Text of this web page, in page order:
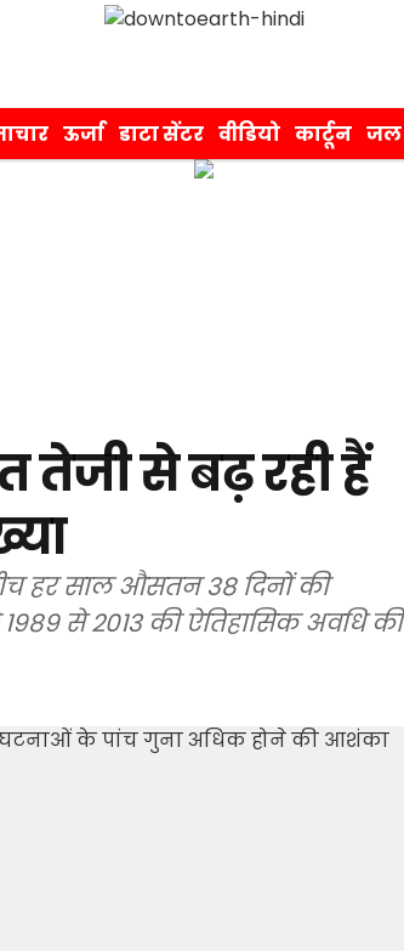
ऊर्जा डाटा सेंटर वीडियो कार्टून जल
तेजी से बढ़ रही हैं
हर साल औसतन 38 दिनों की
से 2013 की ऐतिहासिक अवधि की